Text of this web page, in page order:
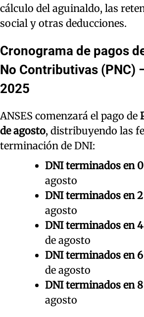
cálculo del aguinaldo, las
social y otras deducciones.
Cronograma de pagos
No Contributivas (PNC)
2025
ANSES comenzará el pago de
de agosto, distribuyendo las
terminación de DNI:
DNI terminados en 0
agosto
DNI terminados en 2
agosto
DNI terminados en
de agosto
DNI terminados en 6
de agosto
DNI terminados en
agosto